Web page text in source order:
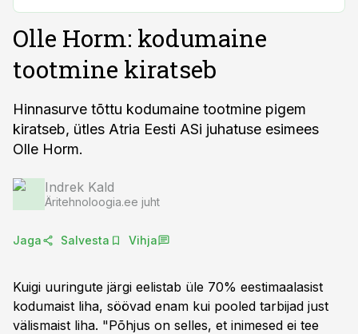
Olle Horm: kodumaine
tootmine kiratseb
Hinnasurve tõttu kodumaine tootmine pigem
kiratseb, ütles Atria Eesti ASi juhatuse esimees
Olle Horm.
Indrek Kald
Äritehnoloogia.ee juht
Jaga Salvesta Vihja
Kuigi uuringute järgi eelistab üle 70% eestimaalasist
kodumaist liha, söövad enam kui pooled tarbijad just
välismaist liha. "Põhjus on selles, et inimesed ei tee